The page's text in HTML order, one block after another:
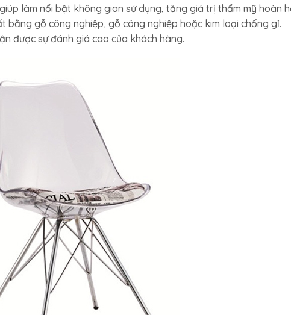
làm nổi bật không gian sử dụng, tăng giá trị thẩm mỹ hoàn
bằng gỗ công nghiệp, gỗ công nghiệp hoặc kim loại chống gỉ.
được sự đánh giá cao của khách hàng.